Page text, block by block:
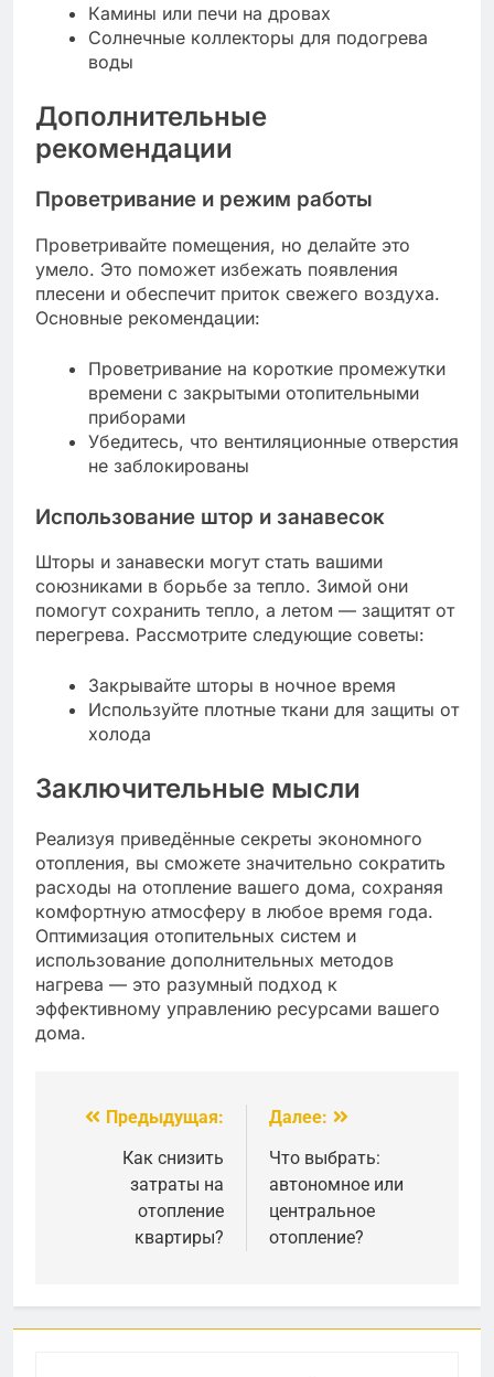
Камины или печи на дровах
Солнечные коллекторы для подогрева
воды
Дополнительные
рекомендации
Проветривание и режим работы
Проветривайте помещения, но делайте это
умело. Это поможет избежать появления
плесени и обеспечит приток свежего воздуха.
Основные рекомендации:
Проветривание на короткие промежутки
времени с закрытыми отопительными
приборами
Убедитесь, что вентиляционные отверстия
не заблокированы
Использование штор и занавесок
Шторы и занавески могут стать вашими
союзниками в борьбе за тепло. Зимой они
помогут сохранить тепло, а летом — защитят от
перегрева. Рассмотрите следующие советы:
Закрывайте шторы в ночное время
Используйте плотные ткани для защиты от
холода
Заключительные мысли
Реализуя приведённые секреты экономного
отопления, вы сможете значительно сократить
расходы на отопление вашего дома, сохраняя
комфортную атмосферу в любое время года.
Оптимизация отопительных систем и
использование дополнительных методов
нагрева — это разумный подход к
эффективному управлению ресурсами вашего
дома.
Навигация
записям
Предыдущая:
Как снизить
затраты на
отопление
квартиры?
Далее:
Что выбрать:
автономное или
центральное
отопление?